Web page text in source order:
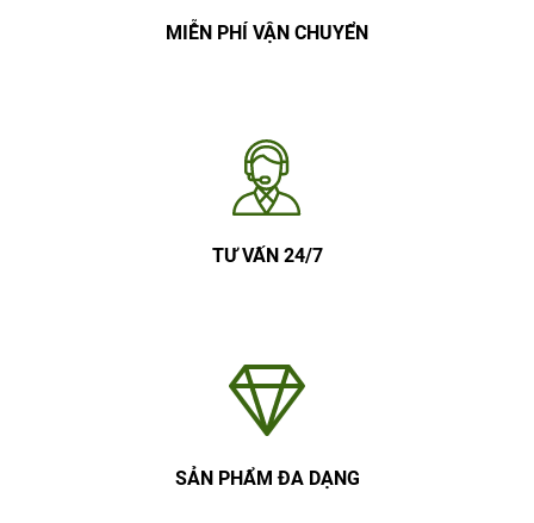
MIỄN PHÍ VẬN CHUYỂN
TƯ VẤN 24/7
SẢN PHẨM ĐA DẠNG